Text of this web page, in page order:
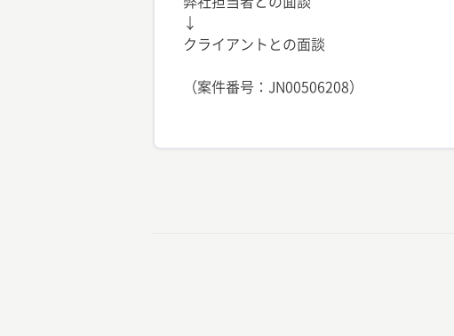
↓
クライアントとの面談
（案件番号：JN00506208）